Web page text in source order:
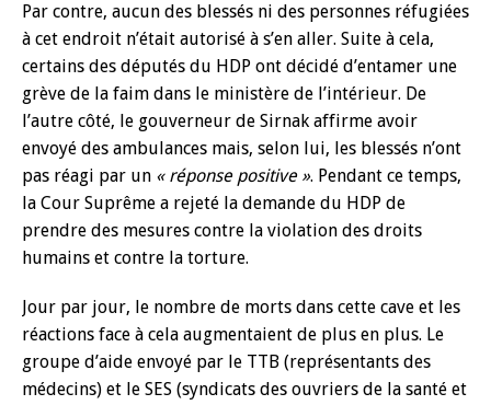
Par contre, aucun des blessés ni des personnes réfugiées
à cet endroit n’était autorisé à s’en aller. Suite à cela,
certains des députés du HDP ont décidé d’entamer une
grève de la faim dans le ministère de l’intérieur. De
l’autre côté, le gouverneur de Sirnak affirme avoir
envoyé des ambulances mais, selon lui, les blessés n’ont
pas réagi par un « réponse positive ». Pendant ce temps,
la Cour Suprême a rejeté la demande du HDP de
prendre des mesures contre la violation des droits
humains et contre la torture.
Jour par jour, le nombre de morts dans cette cave et les
réactions face à cela augmentaient de plus en plus. Le
groupe d’aide envoyé par le TTB (représentants des
médecins) et le SES (syndicats des ouvriers de la santé et